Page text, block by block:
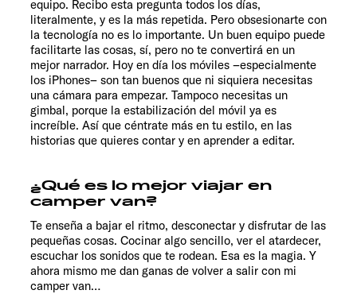
equipo. Recibo esta pregunta todos los días,
literalmente, y es la más repetida. Pero obsesionarte con
la tecnología no es lo importante. Un buen equipo puede
facilitarte las cosas, sí, pero no te convertirá en un
mejor narrador. Hoy en día los móviles –especialmente
los iPhones– son tan buenos que ni siquiera necesitas
una cámara para empezar. Tampoco necesitas un
gimbal, porque la estabilización del móvil ya es
increíble. Así que céntrate más en tu estilo, en las
historias que quieres contar y en aprender a editar.
¿Qué es lo mejor viajar en
camper van?
Te enseña a bajar el ritmo, desconectar y disfrutar de las
pequeñas cosas. Cocinar algo sencillo, ver el atardecer,
escuchar los sonidos que te rodean. Esa es la magia. Y
ahora mismo me dan ganas de volver a salir con mi
camper van…